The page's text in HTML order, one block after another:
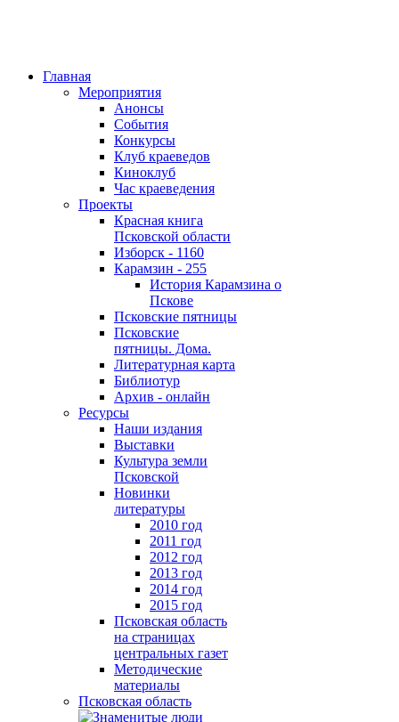
Главная
Мероприятия
Анонсы
События
Конкурсы
Клуб краеведов
Киноклуб
Час краеведения
Проекты
Красная книга
Псковской области
Изборск - 1160
Карамзин - 255
История Карамзина о
Пскове
Псковские пятницы
Псковские
пятницы. Дома.
Литературная карта
Библиотур
Архив - онлайн
Ресурсы
Наши издания
Выставки
Культура земли
Псковской
Новинки
литературы
2010 год
2011 год
2012 год
2013 год
2014 год
2015 год
Псковская область
на страницах
центральных газет
Методические
материалы
Псковская область